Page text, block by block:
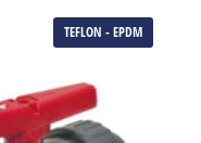
TEFLON - EPDM